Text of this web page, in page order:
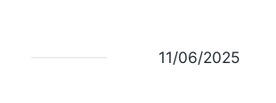
11/06/2025